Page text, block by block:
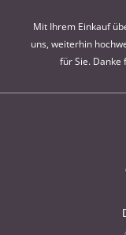
Mit Ihrem Einkauf
uns, weiterhin
für Sie. Danke